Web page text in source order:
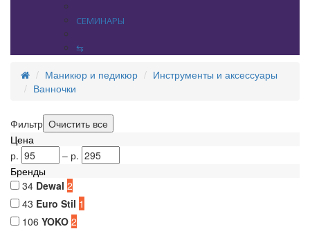
СЕМИНАРЫ
⇆
Маникюр и педикюр
Инструменты и аксессуары
Ванночки
Фильтр
Цена
р.
– р.
Бренды
34 Dewal 2
43 Euro Stil 1
106 YOKO 2